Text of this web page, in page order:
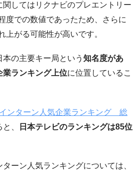
してはリクナビのプレエントリー
度での数値であったため、さらに
上がる可能性が高いです。
の主要キー局という 知名度があ
業ランキング上位に位置しているこ
ンターン人気企業ランキング 総
、
日本テレビのランキングは85位
ーン人気ランキングについては、